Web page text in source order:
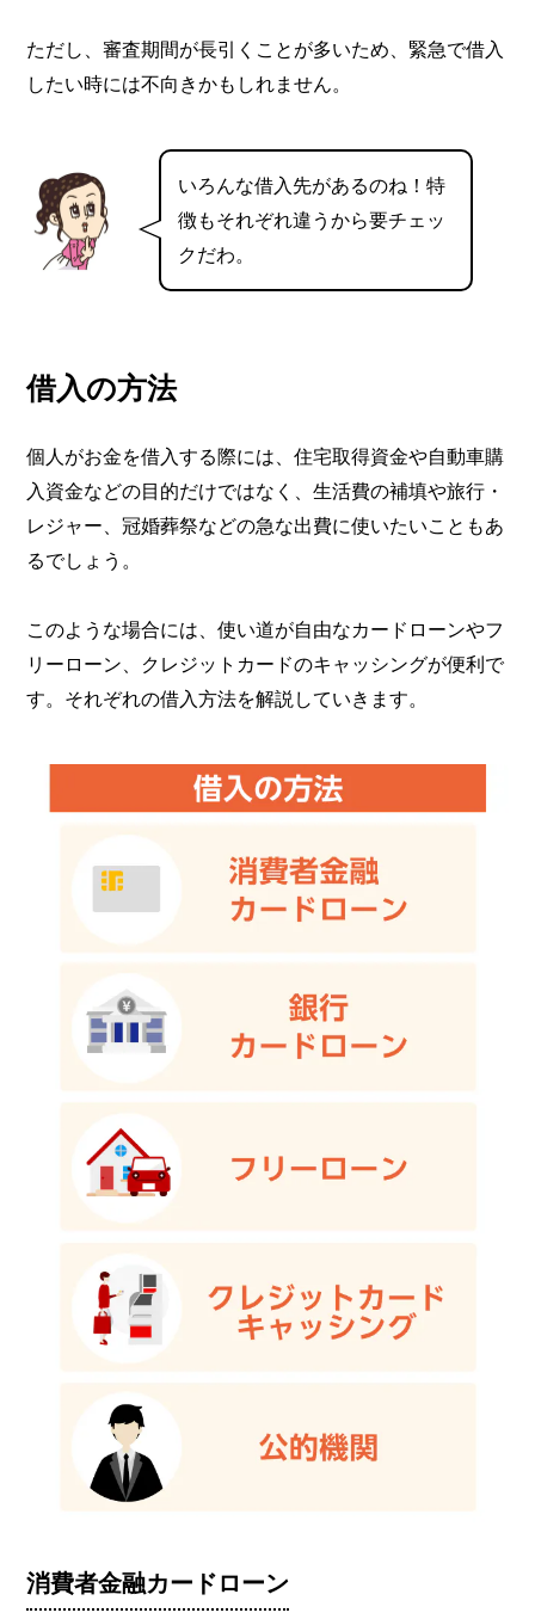
ただし、審査期間が長引くことが多いため、緊急で借入
したい時には不向きかもしれません。
いろんな借入先があるのね！特
徴もそれぞれ違うから要チェッ
クだわ。
借入の方法
個人がお金を借入する際には、住宅取得資金や自動車購
入資金などの目的だけではなく、生活費の補填や旅行・
レジャー、冠婚葬祭などの急な出費に使いたいこともあ
るでしょう。
このような場合には、使い道が自由なカードローンやフ
リーローン、クレジットカードのキャッシングが便利で
す。それぞれの借入方法を解説していきます。
消費者金融カードローン